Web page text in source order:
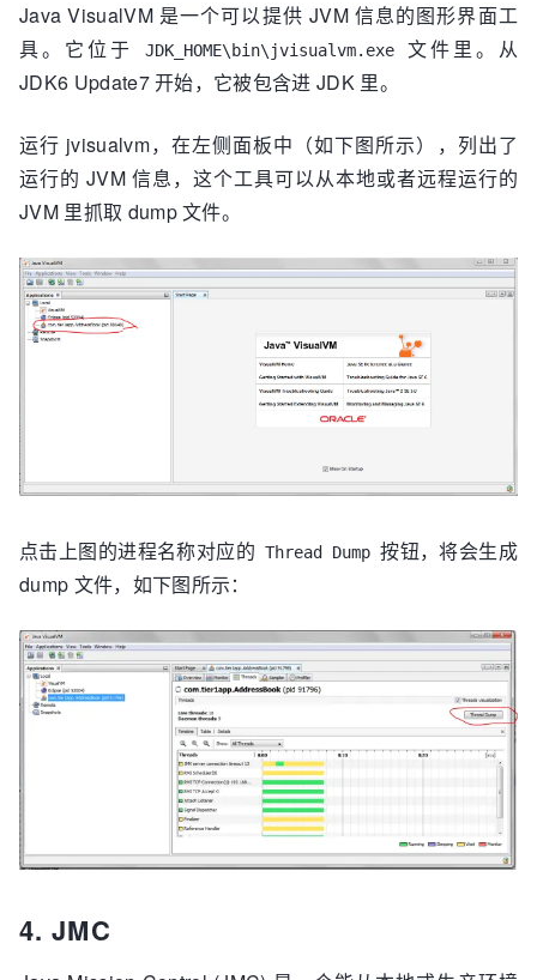
Java VisualVM 是一个可以提供 JVM 信息的图形界面工
具。它位于
JDK_HOME\bin\jvisualvm.exe
文件里。从
JDK6 Update7 开始，它被包含进 JDK 里。
运行 jvisualvm，在左侧面板中（如下图所示），列出了
运行的 JVM 信息，这个工具可以从本地或者远程运行的
JVM 里抓取 dump 文件。
点击上图的进程名称对应的 Thread Dump 按钮，将会生成
dump 文件，如下图所示：
4. JMC